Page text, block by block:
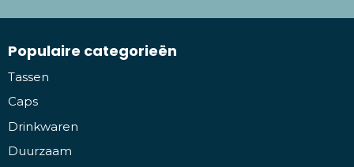
Populaire categorieën
Tassen
Caps
Drinkwaren
Duurzaam